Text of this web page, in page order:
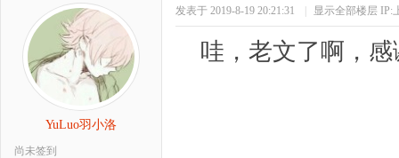
YuLuo羽小洛
尚未签到
发表于 2019-8-19 20:21:31 显示全部楼层 IP:
哇，老文了啊，